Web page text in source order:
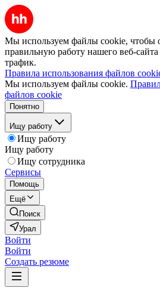
Мы используем файлы cookie, чтобы
правильную работу нашего веб-сайта
трафик.
Правила использования файлов
Мы используем файлы cookie.
файлов cookie
Понятно
Ищу работу
Ищу работу
Ищу работу
Ищу сотрудника
Сервисы
Помощь
Ещё
Поиск
Урал
Войти
Войти
Создать резюме